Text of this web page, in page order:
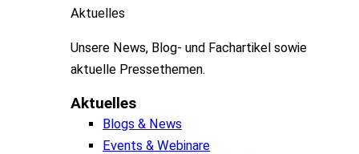
Aktuelles
Unsere News, Blog- und Fachartikel sowie
aktuelle Pressethemen.
Aktuelles
Blogs & News
Events & Webinare